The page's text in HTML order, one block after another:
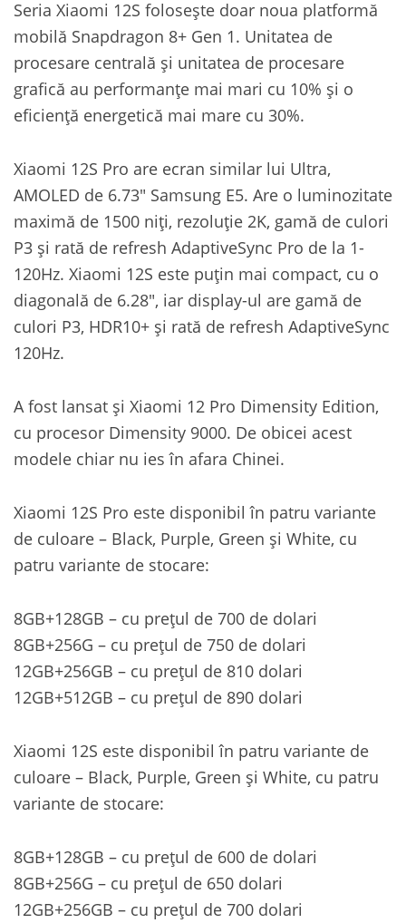
Seria Xiaomi 12S folosește doar noua platformă
mobilă Snapdragon 8+ Gen 1. Unitatea de
procesare centrală și unitatea de procesare
grafică au performanțe mai mari cu 10% și o
eficiență energetică mai mare cu 30%.
Xiaomi 12S Pro are ecran similar lui Ultra,
AMOLED de 6.73″ Samsung E5. Are o luminozitate
maximă de 1500 niți, rezoluție 2K, gamă de culori
P3 și rată de refresh AdaptiveSync Pro de la 1-
120Hz. Xiaomi 12S este puțin mai compact, cu o
diagonală de 6.28″, iar display-ul are gamă de
culori P3, HDR10+ și rată de refresh AdaptiveSync
120Hz.
A fost lansat și Xiaomi 12 Pro Dimensity Edition,
cu procesor Dimensity 9000. De obicei acest
modele chiar nu ies în afara Chinei.
Xiaomi 12S Pro este disponibil în patru variante
de culoare – Black, Purple, Green și White, cu
patru variante de stocare:
8GB+128GB – cu prețul de 700 de dolari
8GB+256G – cu prețul de 750 de dolari
12GB+256GB – cu prețul de 810 dolari
12GB+512GB – cu prețul de 890 dolari
Xiaomi 12S este disponibil în patru variante de
culoare – Black, Purple, Green și White, cu patru
variante de stocare:
8GB+128GB – cu prețul de 600 de dolari
8GB+256G – cu prețul de 650 dolari
12GB+256GB – cu prețul de 700 dolari